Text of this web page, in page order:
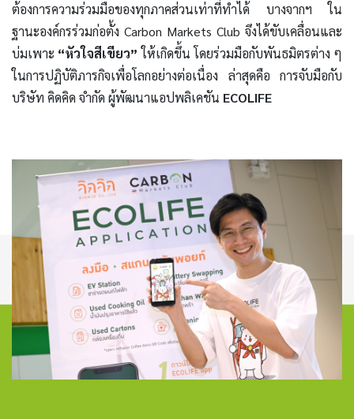
ต้องการความร่วมมือของทุกภาคส่วนเท่าที่ทำได้ บางจากฯ ใน
ฐานะองค์กรร่วมก่อตั้ง Carbon Markets Club จึงได้ขับเคลื่อนและ
บ่มเพาะ “หัวใจสีเขียว” ให้เกิดขึ้น โดยร่วมมือกับพันธมิตรต่าง ๆ
ในการปฏิบัติภารกิจเพื่อโลกอย่างต่อเนื่อง ล่าสุดคือ การจับมือกับ
บริษัท คิดคิด จำกัด ผู้พัฒนาแอปพลิเคชัน ECOLIFE